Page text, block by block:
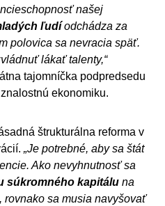
našej
ľudíodchádza za
polovica sa nevracia späť.
lákať talenty,“
tajomníčka podpredsedu
ekonomiku.
štrukturálna reforma v
„Je potrebné, aby sa štát
Ako nevyhnutnosť sa
súkromného kapitálu na
rovnako sa musia navyšovať